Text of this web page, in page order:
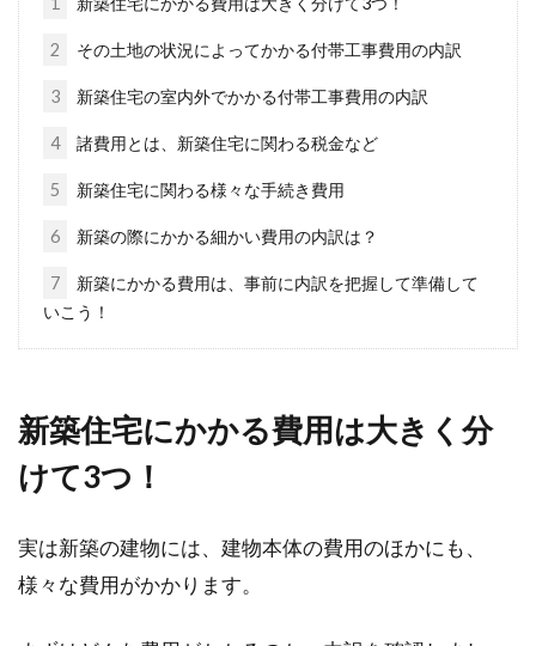
盛りの方や、...
「マンション」と「一戸建て」結局
「マンションと一戸建て、どっちを購入するか
ずです。...
開け方！困った時の対処法
し、いく...
2 その土地の状況によってかかる付帯工事費用の内訳
3 新築住宅の室内外でかかる付帯工事費用の内訳
4 諸費用とは、新築住宅に関わる税金など
5 新築住宅に関わる様々な手続き費用
6 新築の際にかかる細かい費用の内訳は？
7
新築にかかる費用は、事前に内訳を把握して準備して
いこう！
新築住宅にかかる費用は大きく分
けて3つ！
実は新築の建物には、建物本体の費用のほかにも、
様々な費用がかかります。